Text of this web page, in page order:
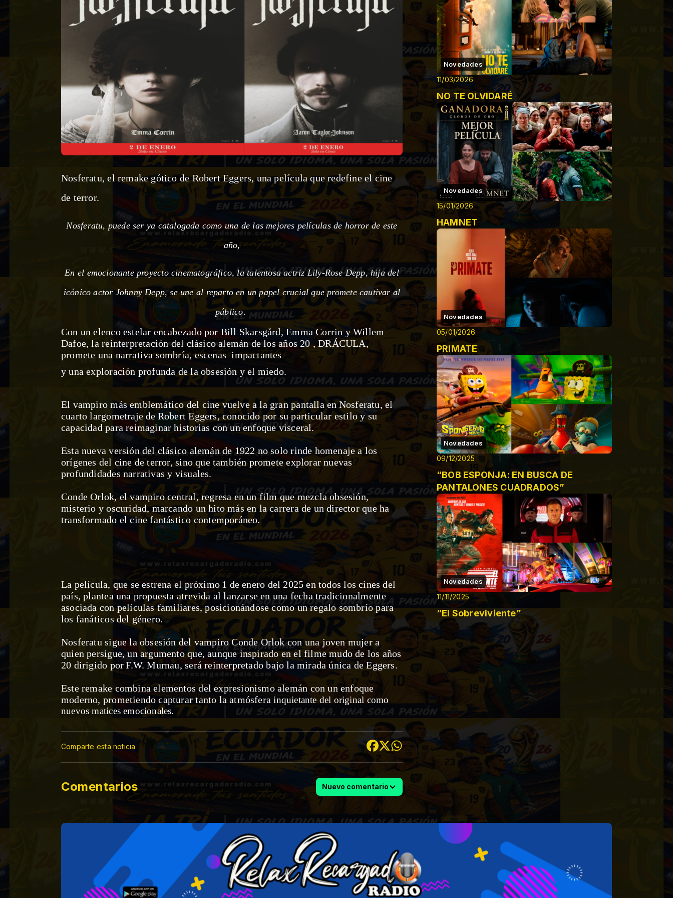
Nosferatu, el remake gótico de Robert Eggers, una película que redefine el cine
de terror.
Nosferatu, puede ser ya catalogada como una de las mejores películas de horror de este
año,
En el emocionante proyecto cinematográfico, la talentosa actriz Lily-Rose Depp, hija del
icónico actor Johnny Depp, se une al reparto en un papel crucial que promete cautivar al
público.
Con un elenco estelar encabezado por Bill Skarsgård, Emma Corrin y Willem
Dafoe, la reinterpretación del clásico alemán de los años 20 , DRÁCULA,
promete una narrativa sombría, escenas impactantes
y una exploración profunda de la obsesión y el miedo.
El vampiro más emblemático del cine vuelve a la gran pantalla enNosferatu, el
cuarto largometraje de Robert Eggers, conocido por su particular estilo y su
capacidad para reimaginar historias con un enfoque visceral.
Esta nueva versión del clásico alemán de 1922 no solo rinde homenaje a los
orígenes del cine de terror, sino que también promete explorar nuevas
profundidades narrativas y visuales.
Conde Orlok, el vampiro central, regresa en un film que mezcla obsesión,
misterio y oscuridad, marcando un hito más en la carrera de un director que ha
transformado el cine fantástico contemporáneo.
La película, que se estrena el próximo 1 de enero del 2025 en todos los cines del
país, plantea una propuesta atrevida al lanzarse en una fecha tradicionalmente
asociada con películas familiares, posicionándose como un regalo sombrío para
los fanáticos del género.
Nosferatu sigue la obsesión del vampiro Conde Orlok con una joven mujer a
quien persigue, un argumento que, aunque inspirado en el filme mudo de los años
20 dirigido porF.W. Murnau, será reinterpretado bajo la mirada única de Eggers.
Este remake combina elementos del expresionismo alemán con un enfoque
moderno, prometiendo capturar tanto la atmósferainquietante del original como
nuevos matices emocionales.
Comparte esta noticia
Comentarios Nuevo comentario
Novedades
11/03/2026
NO TE OLVIDARÉ
Novedades
15/01/2026
HAMNET
Novedades
05/01/2026
PRIMATE
Novedades
09/12/2025
“BOB ESPONJA: EN BUSCA DE
PANTALONES CUADRADOS”
Novedades
11/11/2025
“El Sobreviviente”